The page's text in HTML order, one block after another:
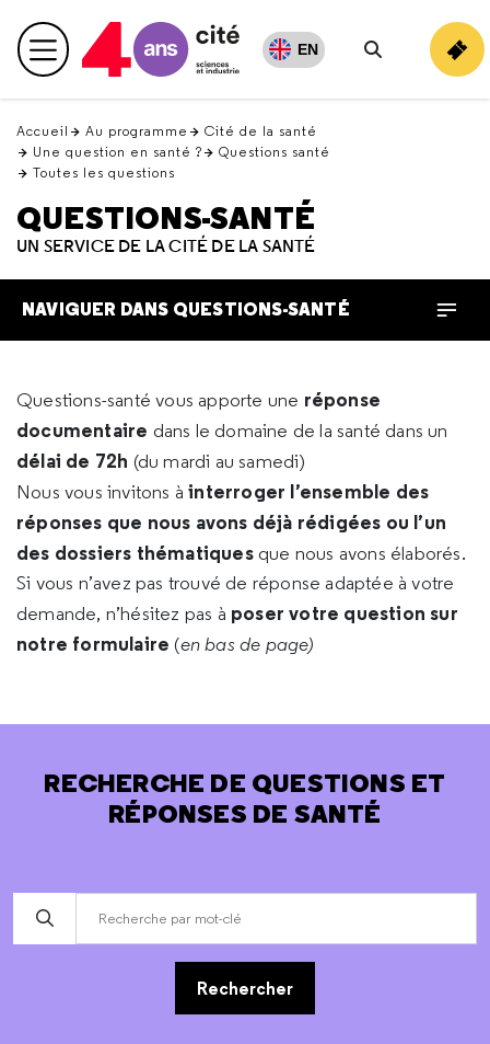
en
haut Menu principal EN
Rechercher
Accueil Au programme
Cité de la santé
Une question en santé ?
Questions santé
Toutes les questions
QUESTIONS-SANTÉ
UN SERVICE DE LA CITÉ DE LA SANTÉ
NAVIGUER DANS QUESTIONS-SANTÉ
Questions-santé vous apporte une réponse
documentaire dans le domaine de la santé dans un
délai de 72h (du mardi au samedi)
Nous vous invitons àinterroger l’ensemble des
réponses que nous avons déjà rédigées ou l’un
des dossiers thématiques que nous avons élaborés.
Si vous n’avez pas trouvé de réponse adaptée à votre
demande, n’hésitez pas à poser votre question sur
notre formulaire (en bas de page)
RECHERCHE DE QUESTIONS ET
RÉPONSES DE SANTÉ
Rechercher